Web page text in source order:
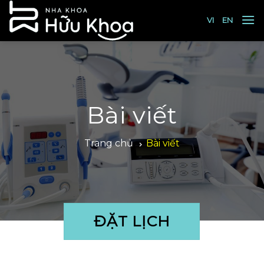
Skip
content
VI EN
Bài viết
Trang chủ Bài viết
ĐẶT LỊCH